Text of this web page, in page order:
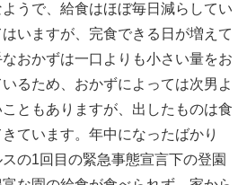
うで、給食はほぼ毎日減らしてい
いますが、完食できる日が増えて
おかずは一口よりも小さい量をお
るため、おかずによっては次男よ
ともありますが、出したものは食
ています。年中になったばかり
の1回目の緊急事態宣言下の登園